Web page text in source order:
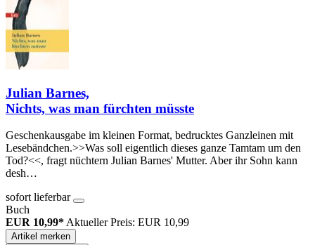
Julian Barnes,
Nichts, was man fürchten müsste
Geschenkausgabe im kleinen Format, bedrucktes Ganzleinen mit
Lesebändchen.>>Was soll eigentlich dieses ganze Tamtam um den
Tod?<<, fragt nüchtern Julian Barnes' Mutter. Aber ihr Sohn kann
desh…
sofort lieferbar
Buch
EUR 10,99* Aktueller Preis: EUR 10,99
Artikel merken